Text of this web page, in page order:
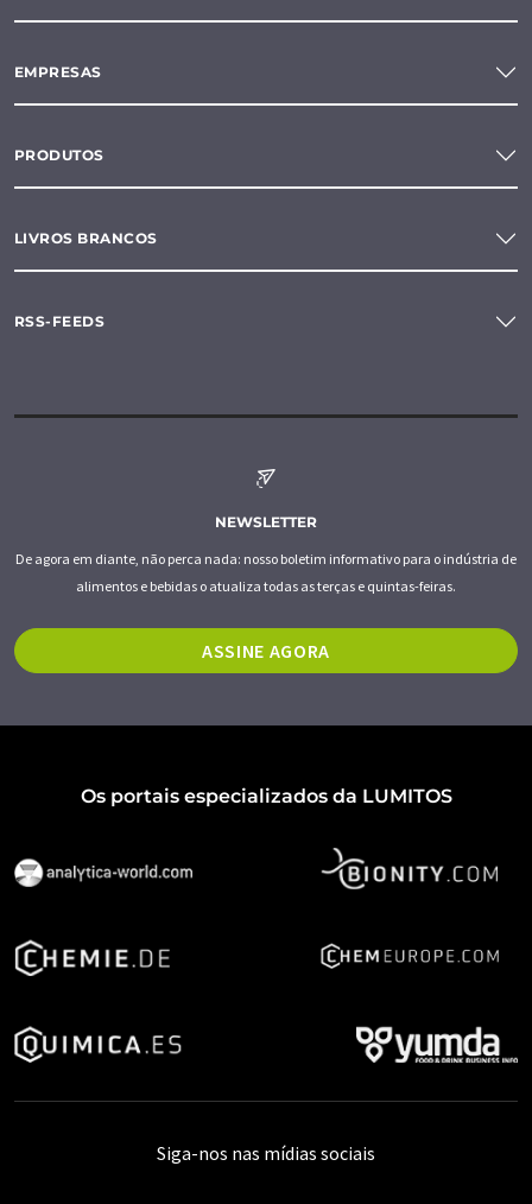
EMPRESAS
PRODUTOS
LIVROS BRANCOS
RSS-FEEDS
NEWSLETTER
De agora em diante, não perca nada: nosso boletim informativo para o indústria de
alimentos e bebidas o atualiza todas as terças e quintas-feiras.
ASSINE AGORA
Os portais especializados da LUMITOS
Siga-nos nas mídias sociais